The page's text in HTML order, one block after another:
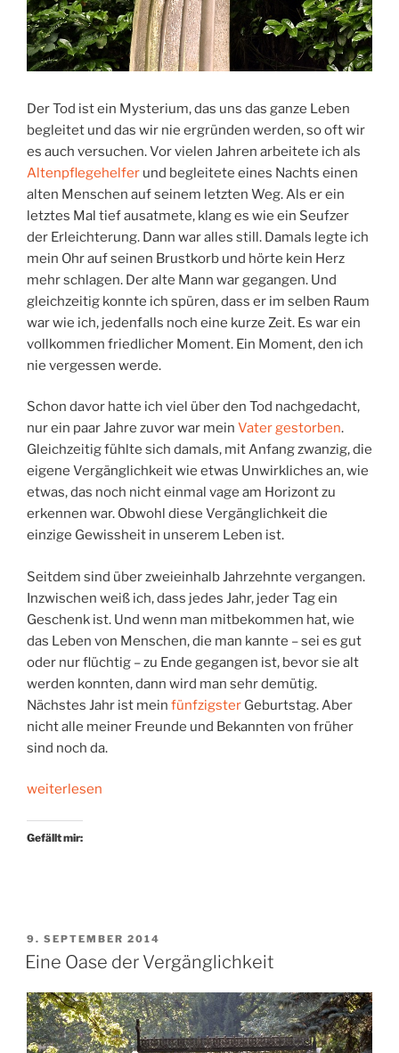
Der Tod ist ein Mysterium, das uns das ganze Leben
begleitet und das wir nie ergründen werden, so oft wir
es auch versuchen. Vor vielen Jahren arbeitete ich als
Altenpflegehelfer und begleitete eines Nachts einen
alten Menschen auf seinem letzten Weg. Als er ein
letztes Mal tief ausatmete, klang es wie ein Seufzer
der Erleichterung. Dann war alles still. Damals legte ich
mein Ohr auf seinen Brustkorb und hörte kein Herz
mehr schlagen. Der alte Mann war gegangen. Und
gleichzeitig konnte ich spüren, dass er im selben Raum
war wie ich, jedenfalls noch eine kurze Zeit. Es war ein
vollkommen friedlicher Moment. Ein Moment, den ich
nie vergessen werde.
Schon davor hatte ich viel über den Tod nachgedacht,
nur ein paar Jahre zuvor war mein Vater gestorben.
Gleichzeitig fühlte sich damals, mit Anfang zwanzig, die
eigene Vergänglichkeit wie etwas Unwirkliches an, wie
etwas, das noch nicht einmal vage am Horizont zu
erkennen war. Obwohl diese Vergänglichkeit die
einzige Gewissheit in unserem Leben ist.
Seitdem sind über zweieinhalb Jahrzehnte vergangen.
Inzwischen weiß ich, dass jedes Jahr, jeder Tag ein
Geschenk ist. Und wenn man mitbekommen hat, wie
das Leben von Menschen, die man kannte – sei es gut
oder nur flüchtig – zu Ende gegangen ist, bevor sie alt
werden konnten, dann wird man sehr demütig.
Nächstes Jahr ist mein fünfzigster Geburtstag. Aber
nicht alle meiner Freunde und Bekannten von früher
sind noch da.
„Welten
auf“
weiterlesen
Gefällt mir:
VERÖFFENTLICHT
AM
9. SEPTEMBER 2014
Eine Oase der Vergänglichkeit